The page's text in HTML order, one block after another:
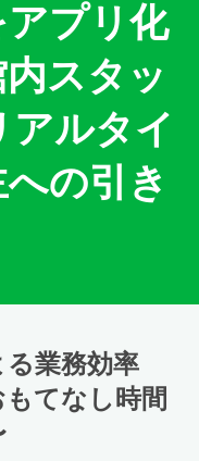
プリ化
スタッ
アルタイ
の引き
業務効率
てなし時間